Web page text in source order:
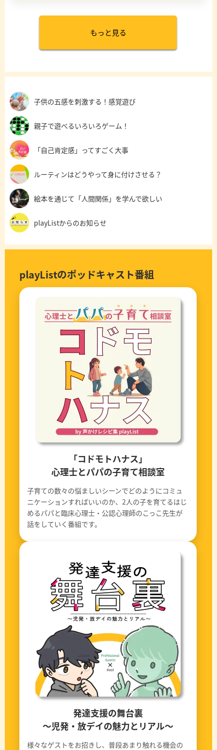
もっと見る
子供の五感を刺激する！感覚遊び
親子で遊べるいろいろゲーム！
「自己肯定感」ってすごく大事
ルーティンはどうやって身に付けさせる？
絵本を通じて「人間関係」を学んで欲しい
playListからのお知らせ
playListのポッドキャスト番組
「コドモトハナス」
心理士とパパの子育て相談室
子育ての数々の悩ましいシーンでどのようにコミュ
ニケーションすればいいのか、2人の子を育てるはじ
めるパパと臨床心理士・公認心理師のこっこ先生が
話をしていく番組です。
発達支援の舞台裏
〜児発・放デイの魅力とリアル〜
様々なゲストをお招きし、普段あまり触れる機会の